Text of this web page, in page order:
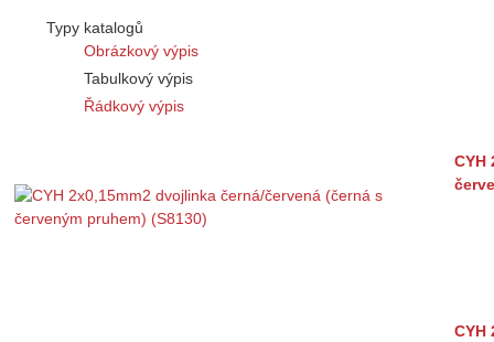
Typy katalogů
Obrázkový výpis
Tabulkový výpis
Řádkový výpis
CYH
CYH